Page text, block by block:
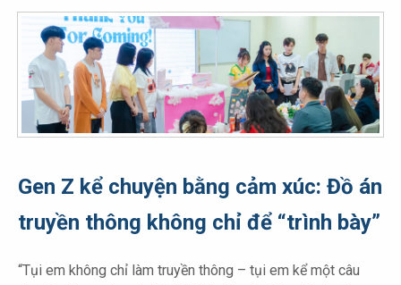
Gen Z kể chuyện bằng cảm xúc: Đồ án
truyền thông không chỉ để “trình bày”
“Tụi em không chỉ làm truyền thông – tụi em kể một câu